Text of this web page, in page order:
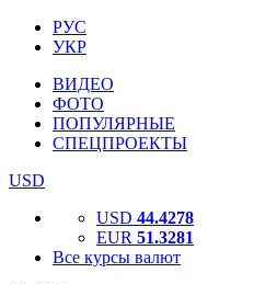
РУС
УКР
ВИДЕО
ФОТО
ПОПУЛЯРНЫЕ
СПЕЦПРОЕКТЫ
USD
USD 44.4278
EUR 51.3281
Все курсы валют